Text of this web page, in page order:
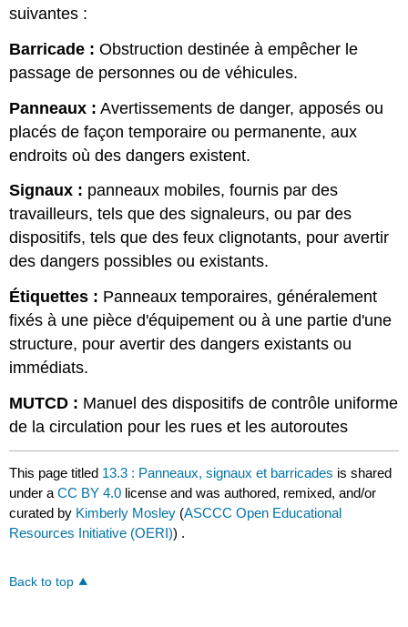
suivantes :
Barricade : Obstruction destinée à empêcher le
passage de personnes ou de véhicules.
Panneaux : Avertissements de danger, apposés ou
placés de façon temporaire ou permanente, aux
endroits où des dangers existent.
Signaux : panneaux mobiles, fournis par des
travailleurs, tels que des signaleurs, ou par des
dispositifs, tels que des feux clignotants, pour avertir
des dangers possibles ou existants.
Étiquettes : Panneaux temporaires, généralement
fixés à une pièce d'équipement ou à une partie d'une
structure, pour avertir des dangers existants ou
immédiats.
MUTCD : Manuel des dispositifs de contrôle uniforme
de la circulation pour les rues et les autoroutes
This page titled 13.3 : Panneaux, signaux et barricades is shared
under aCC BY 4.0 license and was authored, remixed, and/or
curated by Kimberly Mosley (ASCCC Open Educational
Resources Initiative (OERI)) .
Back to top